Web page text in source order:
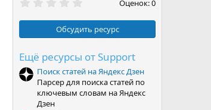
0
0
з
ё
з
д
Оценок: 0
Обсудить ресурс
Ещё ресурсы от Support
Поиск статей на Яндекс Дзен
Парсер для поиска статей по
ключевым словам на Яндекс
Дзен